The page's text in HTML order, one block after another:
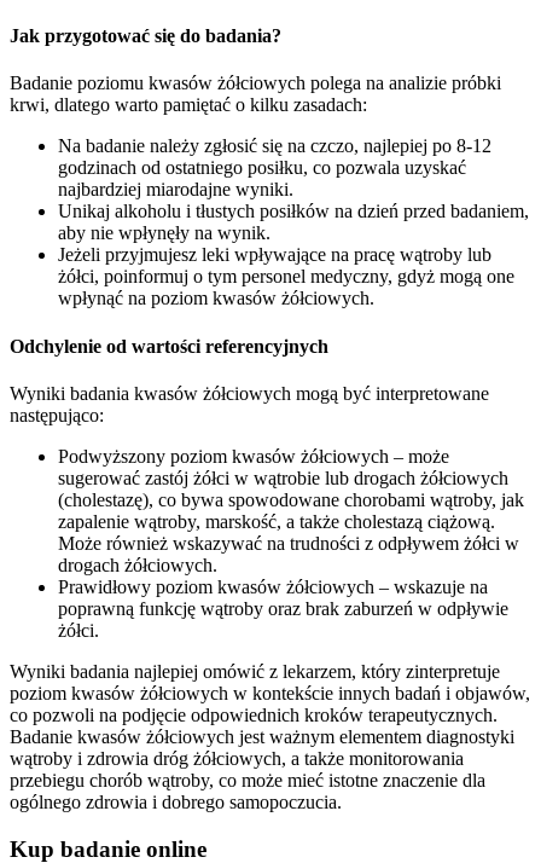
Jak przygotować się do badania?
Badanie poziomu kwasów żółciowych polega na analizie próbki
krwi, dlatego warto pamiętać o kilku zasadach:
Na badanie należy zgłosić się na czczo, najlepiej po 8-12
godzinach od ostatniego posiłku, co pozwala uzyskać
najbardziej miarodajne wyniki.
Unikaj alkoholu i tłustych posiłków na dzień przed badaniem,
aby nie wpłynęły na wynik.
Jeżeli przyjmujesz leki wpływające na pracę wątroby lub
żółci, poinformuj o tym personel medyczny, gdyż mogą one
wpłynąć na poziom kwasów żółciowych.
Odchylenie od wartości referencyjnych
Wyniki badania kwasów żółciowych mogą być interpretowane
następująco:
Podwyższony poziom kwasów żółciowych – może
sugerować zastój żółci w wątrobie lub drogach żółciowych
(cholestazę), co bywa spowodowane chorobami wątroby, jak
zapalenie wątroby, marskość, a także cholestazą ciążową.
Może również wskazywać na trudności z odpływem żółci w
drogach żółciowych.
Prawidłowy poziom kwasów żółciowych – wskazuje na
poprawną funkcję wątroby oraz brak zaburzeń w odpływie
żółci.
Wyniki badania najlepiej omówić z lekarzem, który zinterpretuje
poziom kwasów żółciowych w kontekście innych badań i objawów,
co pozwoli na podjęcie odpowiednich kroków terapeutycznych.
Badanie kwasów żółciowych jest ważnym elementem diagnostyki
wątroby i zdrowia dróg żółciowych, a także monitorowania
przebiegu chorób wątroby, co może mieć istotne znaczenie dla
ogólnego zdrowia i dobrego samopoczucia.
Kup badanie online